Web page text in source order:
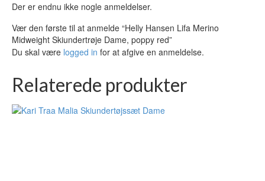
Der er endnu ikke nogle anmeldelser.
Vær den første til at anmelde “Helly Hansen Lifa Merino
Midweight Skiundertrøje Dame, poppy red”
Du skal være logged in for at afgive en anmeldelse.
Relaterede produkter